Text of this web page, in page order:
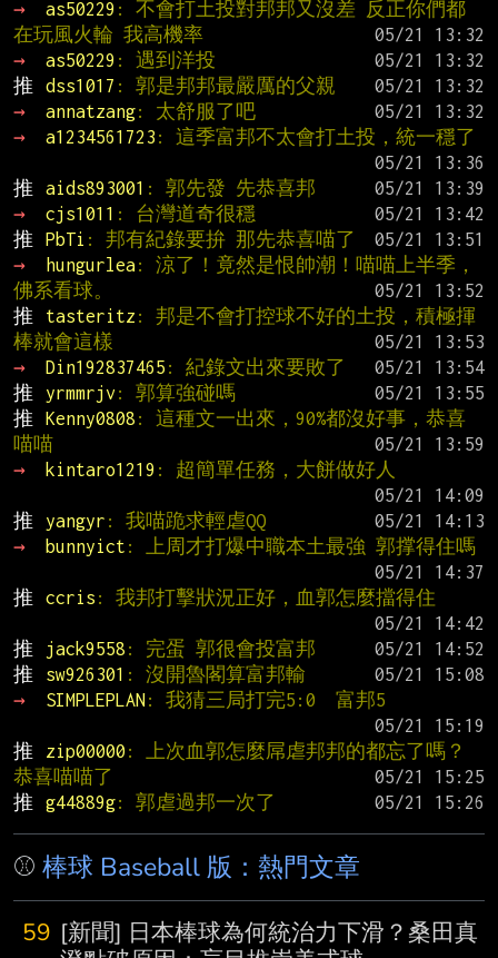
→
as50229 : 不會打土投對邦邦又沒差 反正你們都
在玩風火輪 我高機率
→
as50229 : 遇到洋投
推
dss1017 : 郭是邦邦最嚴厲的父親
→
annatzang: 太舒服了吧
→
a1234561723 : 這季富邦不太會打土投，統一穩了
推
aids893001 : 郭先發 先恭喜邦
→
cjs1011 : 台灣道奇很穩
推
PbTi : 邦有紀錄要拚 那先恭喜喵了
→
hungurlea: 涼了！竟然是恨帥潮！喵喵上半季，
佛系看球。
推
tasteritz : 邦是不會打控球不好的土投，積極揮
棒就會這樣
→
Din192837465 : 紀錄文出來要敗了
推
yrmmrjv : 郭算強碰嗎
推
Kenny0808 : 這種文一出來，90%都沒好事，恭喜
喵喵
→
kintaro1219 : 超簡單任務，大餅做好人
推
yangyr : 我喵跪求輕虐QQ
→
bunnyict : 上周才打爆中職本土最強 郭撑得住嗎
推
ccris : 我邦打擊狀況正好，血郭怎麼擋得住
推
jack9558 : 完蛋 郭很會投富邦
推
sw926301 : 沒開魯閣算富邦輸
→
SIMPLEPLAN: 我猜三局打完5:0  富邦5
推
zip00000 : 上次血郭怎麼屌虐邦邦的都忘了嗎？
恭喜喵喵了
推
g44889g: 郭虐過邦一次了
⚾ 棒球 Baseball 版：熱門文章
59 [新聞] 日本棒球為何統治力下滑？桑田真